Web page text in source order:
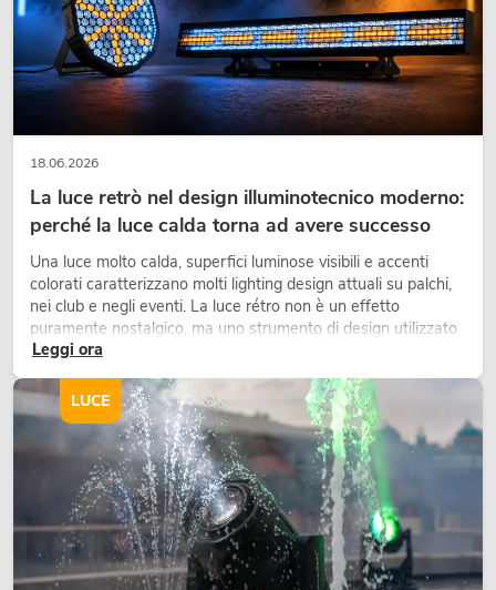
18.06.2026
La luce retrò nel design illuminotecnico moderno:
perché la luce calda torna ad avere successo
Una luce molto calda, superfici luminose visibili e accenti
colorati caratterizzano molti lighting design attuali su palchi,
nei club e negli eventi. La luce rétro non è un effetto
puramente nostalgico, ma uno strumento di design utilizzato
in modo consapevole: crea atmosfera, dona carattere alle
scene e può rendere più emozionali i setup LED tecnici.
Leggi ora
LUCE